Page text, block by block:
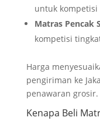
untuk kompetisi
Matras Pencak
kompetisi
Harga
pengiriman ke
penawaran grosir.
Kenapa Beli